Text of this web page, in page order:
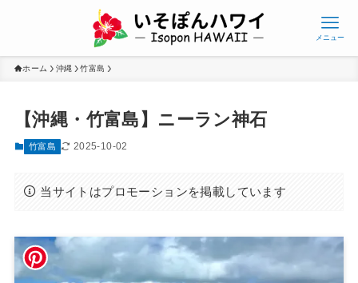
メニュー
ホーム 沖縄 竹富島
【沖縄・竹富島】ニーラン神石
竹富島 2025-10-02
当サイトはプロモーションを掲載しています